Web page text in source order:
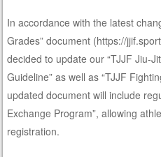
In accordance with the latest
Grades” document (https://
decided to update our “TJJF Jiu-
Guideline” as well as “TJJF
updated document will include
Exchange Program”, allowing
registration.